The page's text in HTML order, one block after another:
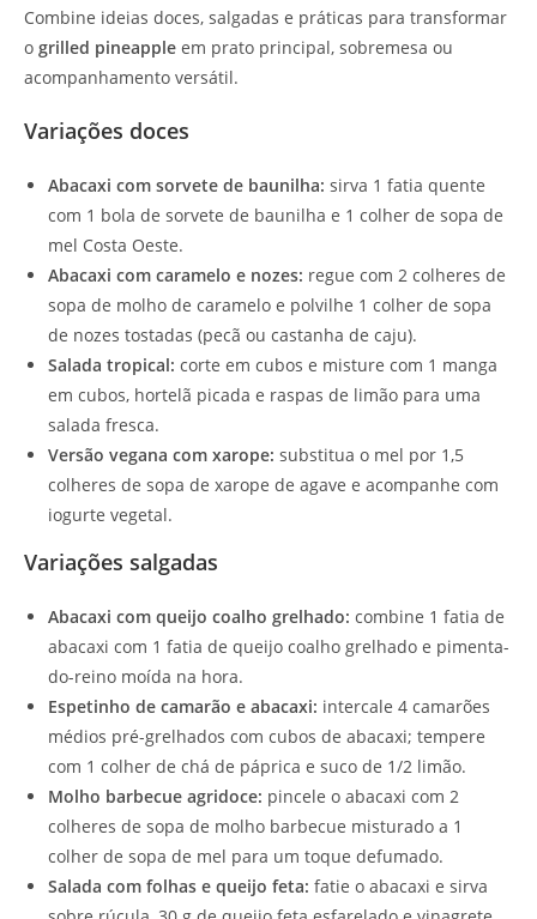
Combine ideias doces, salgadas e práticas para transformar
o grilled pineapple em prato principal, sobremesa ou
acompanhamento versátil.
Variações doces
Abacaxi com sorvete de baunilha: sirva 1 fatia quente
com 1 bola de sorvete de baunilha e 1 colher de sopa de
mel Costa Oeste.
Abacaxi com caramelo e nozes: regue com 2 colheres de
sopa de molho de caramelo e polvilhe 1 colher de sopa
de nozes tostadas (pecã ou castanha de caju).
Salada tropical: corte em cubos e misture com 1 manga
em cubos, hortelã picada e raspas de limão para uma
salada fresca.
Versão vegana com xarope: substitua o mel por 1,5
colheres de sopa de xarope de agave e acompanhe com
iogurte vegetal.
Variações salgadas
Abacaxi com queijo coalho grelhado: combine 1 fatia de
abacaxi com 1 fatia de queijo coalho grelhado e pimenta-
do-reino moída na hora.
Espetinho de camarão e abacaxi: intercale 4 camarões
médios pré-grelhados com cubos de abacaxi; tempere
com 1 colher de chá de páprica e suco de 1/2 limão.
Molho barbecue agridoce: pincele o abacaxi com 2
colheres de sopa de molho barbecue misturado a 1
colher de sopa de mel para um toque defumado.
Salada com folhas e queijo feta: fatie o abacaxi e sirva